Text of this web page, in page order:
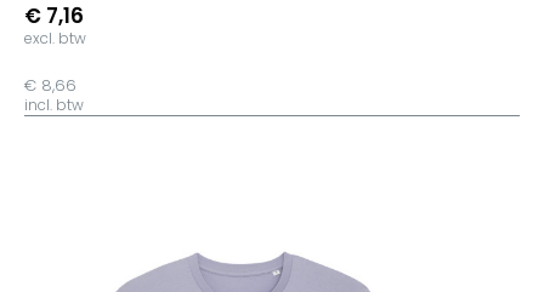
€ 7,16
excl. btw
€ 8,66
incl. btw